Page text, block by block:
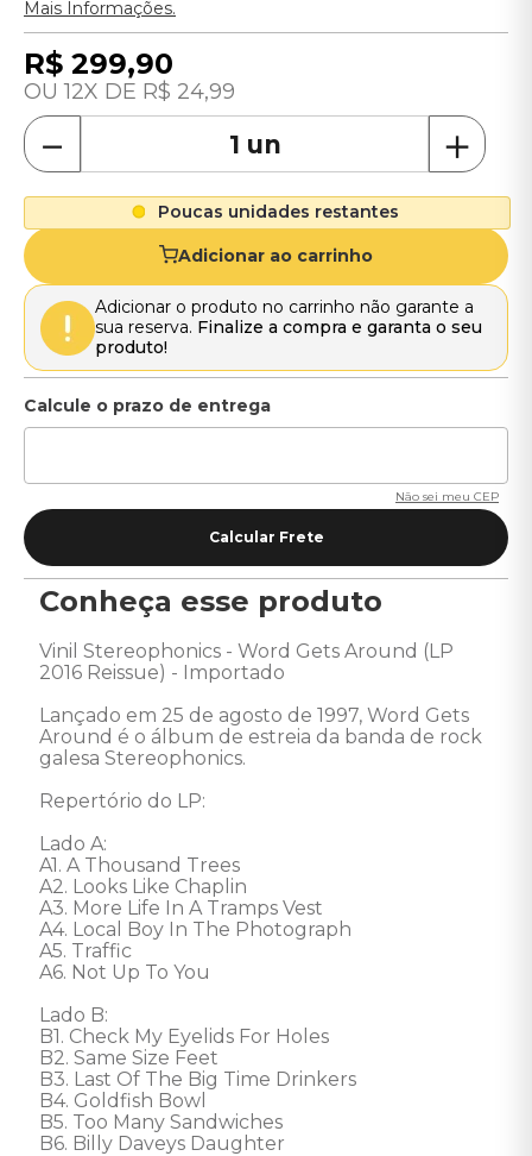
Mais Informações.
R$ 299,90
12 R$ 24,99
＋
－
Poucas unidades restantes
Adicionar ao carrinho
Adicionar o produto no carrinho não garante a
sua reserva. Finalize a compra e garanta o seu
produto!
Não sei meu CEP
Conheça esse produto
Vinil Stereophonics - Word Gets Around (LP
2016 Reissue) - Importado
Lançado em 25 de agosto de 1997, Word Gets
Around é o álbum de estreia da banda de rock
galesa Stereophonics.
Repertório do LP:
Lado A:
A1. A Thousand Trees
A2. Looks Like Chaplin
A3. More Life In A Tramps Vest
A4. Local Boy In The Photograph
A5. Traffic
A6. Not Up To You
Lado B:
B1. Check My Eyelids For Holes
B2. Same Size Feet
B3. Last Of The Big Time Drinkers
B4. Goldfish Bowl
B5. Too Many Sandwiches
B6. Billy Daveys Daughter